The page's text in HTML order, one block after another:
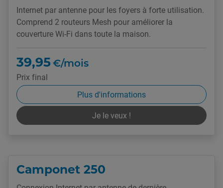
Internet par antenne pour les foyers à forte utilisation.
Comprend 2 routeurs Mesh pour améliorer la
couverture Wi-Fi dans toute la maison.
39,95 €/mois
Prix final
Plus d'informations
Je le veux !
Camponet 250